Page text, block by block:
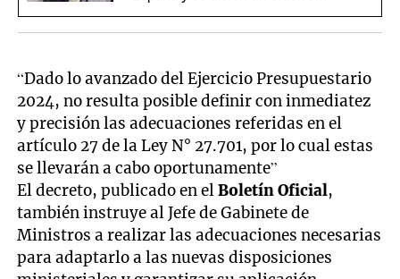
“Dado lo avanzado del Ejercicio Presupuestario
2024, no resulta posible definir con inmediatez
y precisión las adecuaciones referidas en el
artículo 27 de la Ley N° 27.701, por lo cual estas
se llevarán a cabo oportunamente”
El decreto, publicado en elBoletín Oficial,
también instruye al Jefe de Gabinete de
Ministros a realizar las adecuaciones necesarias
para adaptarlo a las nuevas disposiciones